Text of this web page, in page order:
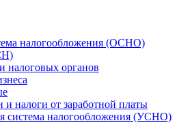
налогообложения (ОСНО)
налоговых органов
и налоги от заработной платы
система налогообложения (УСНО)